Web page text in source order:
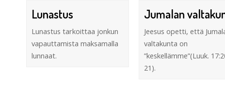
Lunastus
Lunastus tarkoittaa jonkun
vapauttamista maksamalla
lunnaat.
Jumalan
Jeesus opetti, että
valtakunta on
”keskellämme”(Luuk.
21).